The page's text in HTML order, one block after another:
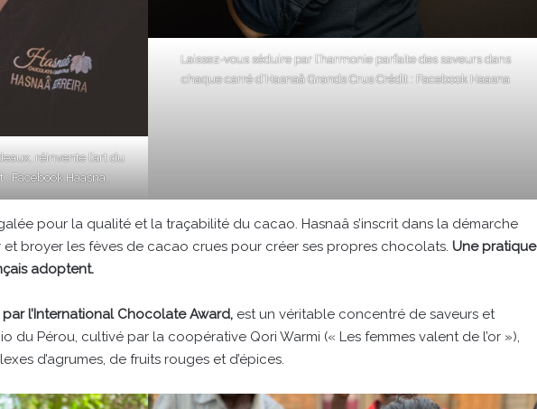
réinvente l’art du
: Facebook Haasna
Laissez-vous séduire par l’harmonie parfaite des saveurs dans
chaque carré d’Hasnaâ Grands Crus Crédit : Facebook Haasna
pour la qualité et la traçabilité du cacao. Hasnaâ s’inscrit dans la démarche
broyer les fèves de cacao crues pour créer ses propres chocolats. Une pratique
adoptent.
l’International Chocolate Award, est un véritable concentré de saveurs et
du Pérou, cultivé par la coopérative Qori Warmi (« Les femmes valent de l’or »),
d’agrumes, de fruits rouges et d’épices.